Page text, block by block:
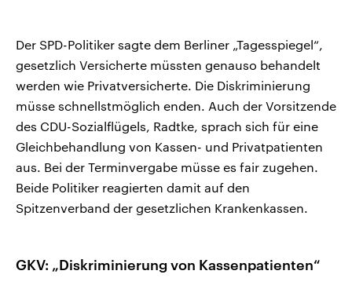
Der SPD-Politiker sagte dem Berliner „Tagesspiegel“,
gesetzlich Versicherte müssten genauso behandelt
werden wie Privatversicherte. Die Diskriminierung
müsse schnellstmöglich enden. Auch der Vorsitzende
des CDU-Sozialflügels, Radtke, sprach sich für eine
Gleichbehandlung von Kassen- und Privatpatienten
aus. Bei der Terminvergabe müsse es fair zugehen.
Beide Politiker reagierten damit auf den
Spitzenverband der gesetzlichen Krankenkassen.
GKV: „Diskriminierung von Kassenpatienten“